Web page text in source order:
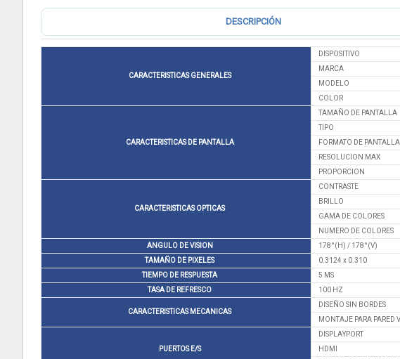
DESCRIPCIÓN
CARACTERISTICAS GENERALES
DISPOSITIVO
MARCA
MODELO
COLOR
CARACTERISTICAS DE PANTALLA
TAMAÑO DE PANTALLA
TIPO
FORMATO DE PANTALLA
RESOLUCION MAX
PROPORCION
CARACTERISTICAS OPTICAS
CONTRASTE
BRILLO
GAMA DE COLORES
NUMERO DE COLORES
ANGULO DE VISION
178°(H) / 178°(V)
TAMAÑO DE PIXELES
0.3124 x 0.310
TIEMPO DE RESPUESTA
5 MS
TASA DE REFRESCO
100 HZ
CARACTERISTICAS MECANICAS
DISEÑO SIN BORDES
MONTAJE PARA PARED
PUERTOS E/S
DISPLAYPORT
HDMI